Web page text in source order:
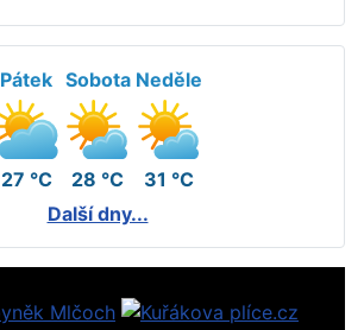
Pátek
27 °C
Sobota
28 °C
Neděle
31 °C
Další dny...